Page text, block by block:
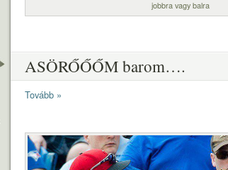
jobbra vagy balra
ASÖRŐŐŐM barom….
Tovább »